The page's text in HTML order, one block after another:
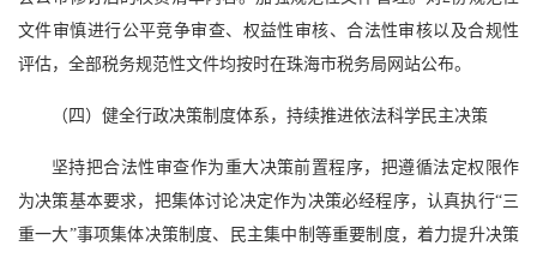
文件审慎进行公平竞争审查、权益性审核、合法性审核以及合规性
评估，全部税务规范性文件均按时在珠海市税务局网站公布。
（四）健全行政决策制度体系，持续推进依法科学民主决策
坚持把合法性审查作为重大决策前置程序，把遵循法定权限作
为决策基本要求，把集体讨论决定作为决策必经程序，认真执行“三
重一大”事项集体决策制度、民主集中制等重要制度，着力提升决策